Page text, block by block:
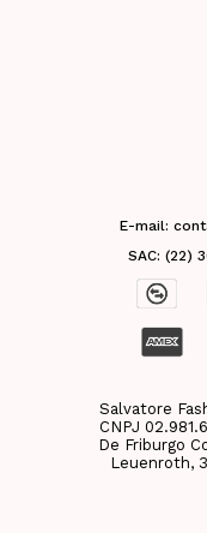
E-mail:
SAC: (22)
Salvatore
CNPJ
De Friburgo
Leuenroth,